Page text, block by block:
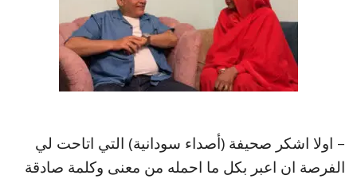
– اولا اشكر صحيفة (أصداء سودانية) التي اتاحت لي
الفرصة ان اعبر بكل ما احمله من معنى وكلمة صادقة